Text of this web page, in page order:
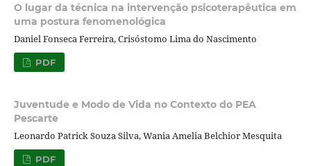
O lugar da técnica na intervenção psicoterapêutica em
uma postura fenomenológica
Daniel Fonseca Ferreira, Crisóstomo Lima do Nascimento
PDF
Juventude e Modo de Vida no Contexto do PEA
Pescarte
Leonardo Patrick Souza Silva, Wania Amelia Belchior Mesquita
PDF